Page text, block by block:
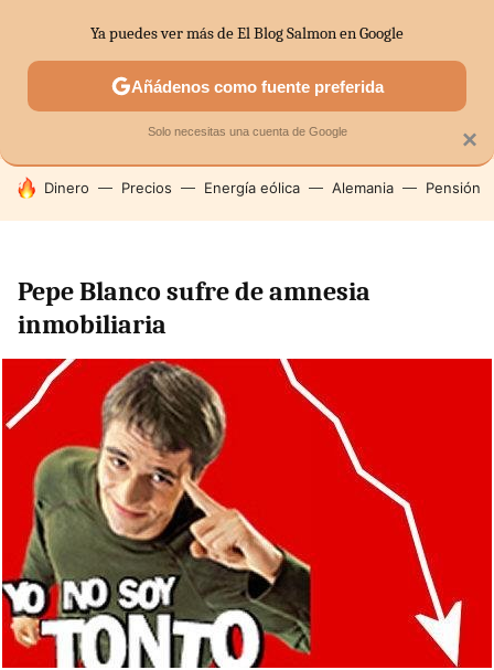
SECTORES ECONOMÍA DOMÉSTICA MERCADOS
HOY SE HABLA DE
Dinero Precios Energía eólica Alemania Pensión
Pepe Blanco sufre de amnesia
inmobiliaria
×
Ya puedes ver más de El Blog Salmon en Google
Añádenos como fuente preferida
Solo necesitas una cuenta de Google